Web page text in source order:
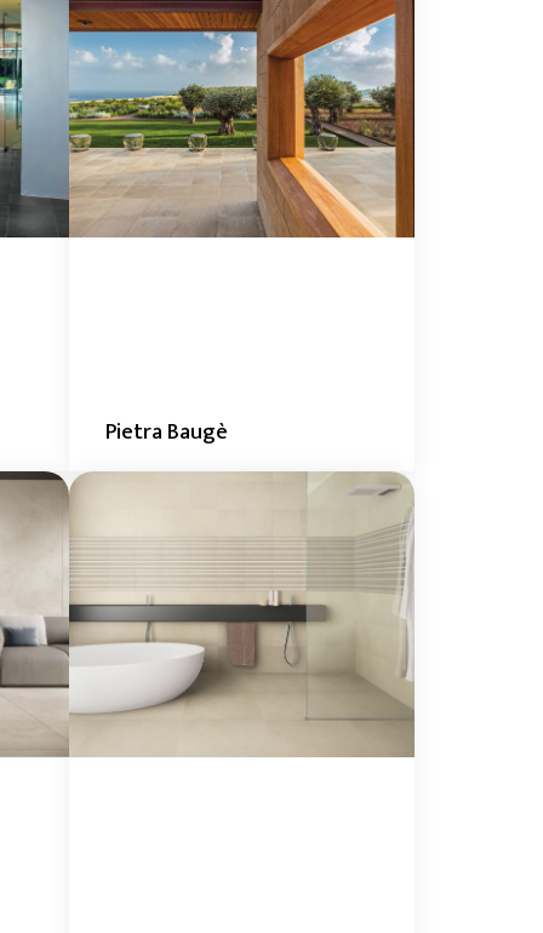
Pietra Baugè